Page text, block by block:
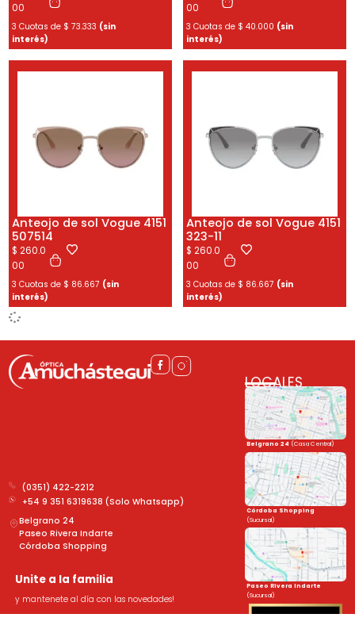
00
3 Cuotas de $ 73.333 (sin
interés)
00
3 Cuotas de $ 40.000 (sin
interés)
Anteojo de sol Vogue 4151
507514
$ 260.0
00
3 Cuotas de $ 86.667 (sin
interés)
Anteojo de sol Vogue 4151
323-11
$ 260.0
00
3 Cuotas de $ 86.667 (sin
interés)
(0351) 422-2212
+54 9 351 6319638 (Solo Whatsapp)
Belgrano 24
Paseo Rivera Indarte
Córdoba Shopping
Unite a la familia
y mantenete al día con las novedades!
LOCALES
Belgrano 24 (Casa Central)
Córdoba Shopping
(Sucursal)
Paseo Rivera Indarte
(Sucursal)